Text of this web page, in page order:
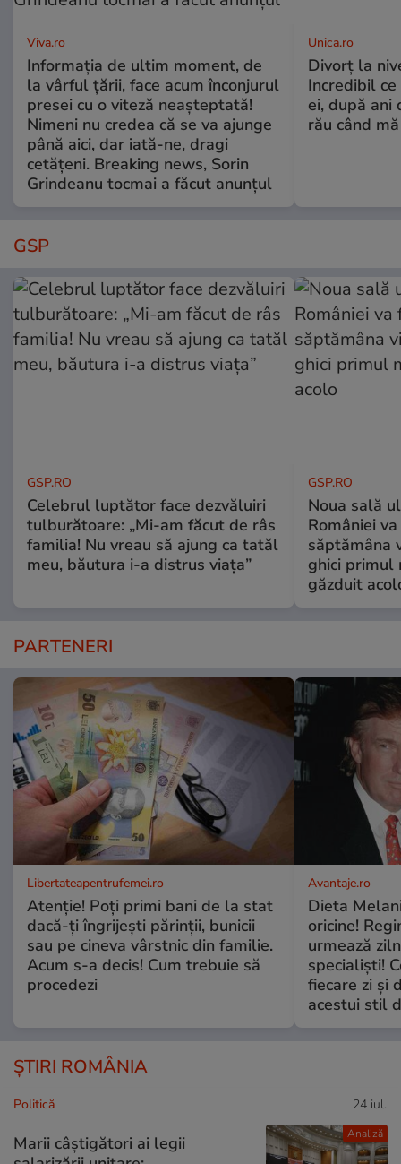
Viva.ro
Informația de ultim moment, de
la vârful țării, face acum înconjurul
presei cu o viteză neașteptată!
Nimeni nu credea că se va ajunge
până aici, dar iată-ne, dragi
cetățeni. Breaking news, Sorin
Grindeanu tocmai a făcut anunțul
Unica.ro
Divorț la
Incredibil
ei, după ani
rău când
GSP
GSP.RO
Celebrul luptător face dezvăluiri
tulburătoare: „Mi-am făcut de râs
familia! Nu vreau să ajung ca tatăl
meu, băutura i-a distrus viața”
GSP.RO
Noua sală
României
săptămâna
ghici primul
găzduit
PARTENERI
Libertateapentrufemei.ro
Atenție! Poți primi bani de la stat
dacă-ți îngrijești părinții, bunicii
sau pe cineva vârstnic din familie.
Acum s-a decis! Cum trebuie să
procedezi
Avantaje.ro
Dieta
oricine!
urmează
specialiști!
fiecare zi și
acestui stil
ȘTIRI ROMÂNIA
Analiză
Politică 24 iul.
Marii câștigători ai legii